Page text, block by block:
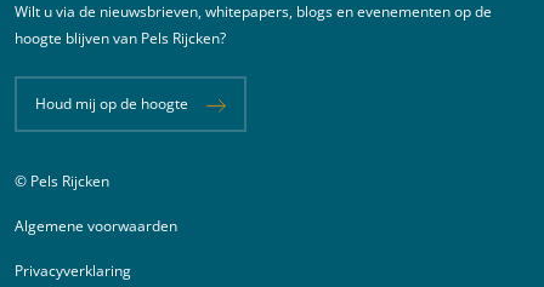
Wilt u via de nieuwsbrieven, whitepapers, blogs en evenementen op de
hoogte blijven van Pels Rijcken?
Houd mij op de hoogte
Juridische informatie
© Pels Rijcken
Algemene voorwaarden
Privacyverklaring